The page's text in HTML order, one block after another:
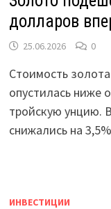
долларов
25.06.2026 0
Стоимость
опустилась ниже
тройскую унцию.
снижались на
ИНВЕСТИЦИИ